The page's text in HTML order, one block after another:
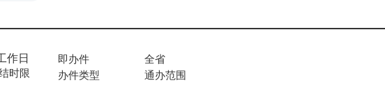
作日
时限
即办件
办件类型
全省
通办范围